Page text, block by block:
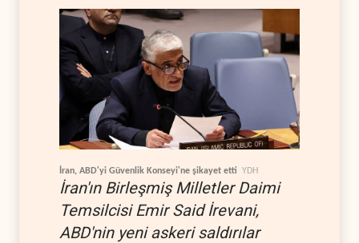
İran, ABD'yi Güvenlik Konseyi'ne şikayet etti YDH
İran'ın Birleşmiş Milletler Daimi
Temsilcisi Emir Said İrevani,
ABD'nin yeni askeri saldırılar